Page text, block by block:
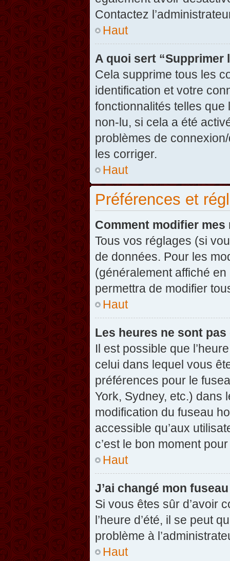
Contactez
Haut
A quoi sert “Supprimer
Cela supprime tous les
identification et votre
fonctionnalités telles que
non-lu, si cela a été
problèmes de
les corriger.
Haut
Préférences et
Comment modifier mes
Tous vos réglages (si
de données. Pour les
(généralement affiché
permettra de modifier
Haut
Les heures ne sont
Il est possible que
celui dans lequel vous
préférences pour le
York, Sydney, etc.) dans
modification du fuseau
accessible qu’aux
c’est le bon moment
Haut
J’ai changé mon
Si vous êtes sûr d’avoir
l’heure d’été, il se peut
problème à
Haut